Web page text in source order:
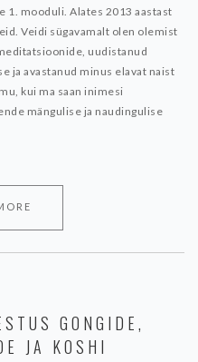
1. mooduli. Alates 2013 aastast
Veidi sügavamalt olen olemist
uudistanud
ja avastanud minus elavat naist
kui ma saan inimesi
mängulise ja naudingulise
GONGIDE,
JA KOSHI